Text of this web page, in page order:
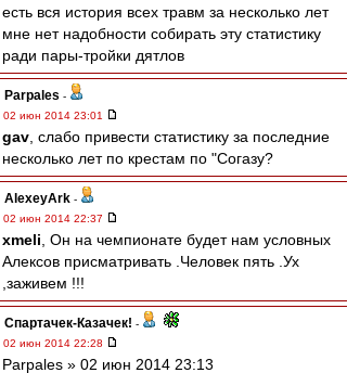
есть вся история всех травм за несколько лет
мне нет надобности собирать эту статистику
ради пары-тройки дятлов
Parpales -
02 июн 2014 23:01
gav , слабо привести статистику за последние
несколько лет по крестам по "Согазу?
AlexeyArk -
02 июн 2014 22:37
xmeli , Он на чемпионате будет нам условных
Алексов присматривать .Человек пять .Ух
,заживем !!!
Спартачек-Казачек! -
02 июн 2014 22:28
Parpales » 02 июн 2014 23:13